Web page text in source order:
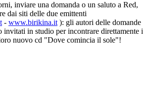
inviare una domanda o un saluto a Red,
dai siti delle due emittenti
- www.birikina.it ): gli autori delle domande
invitati in studio per incontrare direttamente i
nuovo cd "Dove comincia il sole"!